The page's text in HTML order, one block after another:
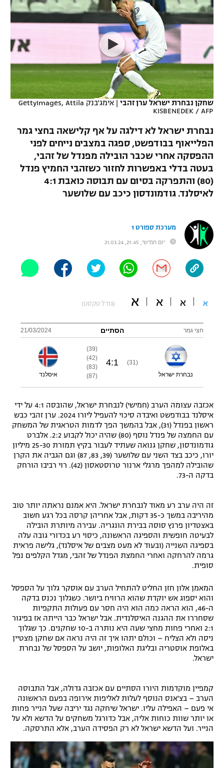
רץ ברשת
תוצאות
לוח שידורים
ברחבה
"מחצית בשכונה" – פודקאסט
משתתפים וזוכים בפרסים
תקנון משתתפים וזוכים בפרסים
תקנון עבור פעילות אלקטרה
תקנון עבור פעילות ספורט 1 – "מרלן"
טניס
גיימינג E-Sports
תנאי שימוש
מדיניות פרטיות
תקנון פעילות ספורט 1
רשיון להקרנה פומבית לבית עסק
לוח דרושים – ג'ובנט
תגיות
המגזין
נבחרת ישראל
מכבי חיפה
בית"ר ירושלים
מכבי תל אביב
הפועל תל אביב
הפועל חיפה
הפועל באר שבע
מכבי נתניה
ליגה ספרדית
ליגה איטלקית
ליגה צרפתית
ליגה הולנדית
ליגה סינית
ליגה ברזילאית
ליגות נוספות
כדורסל נשים
מכבי תל אביב
הפועל חולון
הפועל ירושלים
דני אבדיה
יורוליג
כדוריד
כדורעף
שחייה
אגרוף
ספורט אולימפי
UFC
היאבקות WWE
אופניים
ספורט מוטורי
ספורט אתגרי ואקסטרים
אומנויות לחימה
גיימינג E-Sports
שחקן נבחרת ישראל ערן זהבי |
אימג'בנק GettyImages, Attila
KISBENEDEK / AFP
נבחרת ישראל לא דילגה על אף קלישאה בחצי גמר
הפלייאוף בבודפשט, ספגה במצבים נייחים לפני
ההפסקה אחרי שכבר הובילה מפנדל של זהבי,
בעטה בדלי באפשרות לחזור כשזהבי החמיץ פנדל
(80) והתפרקה בסיום עם תבוסה כואבת 4:1
לאיסלנד. גודמונדסון כיכב עם שלושער
מערכת ספורט 1
יום חמישי, 21:45, 21.03.24
א א א א (גודל טקסט)
חצי גמר הסתיים 21/03/2024
נבחרת ישראל
(31)
1
:
4
(39)
(42)
(83)
(87)
איסלנד
אכזבה עצומה הערב (חמישי) לנבחרת ישראל, שהובסה 4:1 על ידי
איסלנד בבודפשט ואיבדה סיכוי להעפיל ליורו 2024. ערן זהבי כבש
ראשון בפנדל (31), אבל בהמשך הפך לדמות הטראגית של המשחק
עם החמצה של פנדל נוסף (80) שהיה יכול לקבוע 2:2. אלברט
גודמונדסון, שחקן גנואה שעתיד לעבור בקיץ תמורת 25-30 מיליון
יורו, כיכב בצד השני עם שלושער (39, 83, 87) וגם הגביה את הקרן
שהובילה למהפך מרגלי ארנור טרוסטאסון (42). רוי רביבו הורחק
בדקה ה-73.
זה היה ערב רע מאוד לנבחרת ישראל. היא אמנם נראתה יותר טוב
מהיריבה במשך כ-35 דקות, אבל אחריהן קרסה בכל רגע חשוב
באצטדיון פרנץ סוסה בבירת הונגריה. עבירה מיותרת הובילה
לבעיטה חופשית והספיגה הראשונה, כיסוי רע בכדורי גובה עלה
בספיגה השנייה (ובעוד לא מעט מצבים של איסלנד), גלישה פראית
גרמה להרחקה ואחרי החמצת הפנדל של זהבי, מגדל הקלפים נפל
סופית.
המאמן אלון חזן החליט להתחיל הערב עם אוסקר גלוך על הספסל
והוא יספוג אש יוקדת שהוא הרוויח ביושר. כשגלוך נכנס בדקה
ה-46, הוא הראה כמה הוא היה חסר עם פעולות התקפיות
שסחררו את ההגנה האיסלנדית. אבל ישראל כבר הייתה אז בפיגור
2:1 ואחרי פחות מחצי שעה היא נותרה ב-10 שחקנים. כך שגלוך
ניסה ולא הצליח – וכולם יתהו איך זה היה נראה אם שחקן מצטיין
באלופת אוסטריה ובליגת האלופות, יושב על הספסל של נבחרת
ישראל.
קמפיין מוקדמות היורו הסתיים עם אכזבה גדולה, אבל התבוסה
הערב – בצ'אנס הנוסף לעלות לאליפות אירופה בפעם הראשונה
אי פעם – האפילה עליו. ישראל שיחקה נגד יריבה שעל הנייר פחות
או יותר שוות כוחות אליה, אבל כדורגל משחקים על הדשא ולא על
הנייר. ועל הדשא ישראל לא רק הפסידה הערב, אלא התרסקה.